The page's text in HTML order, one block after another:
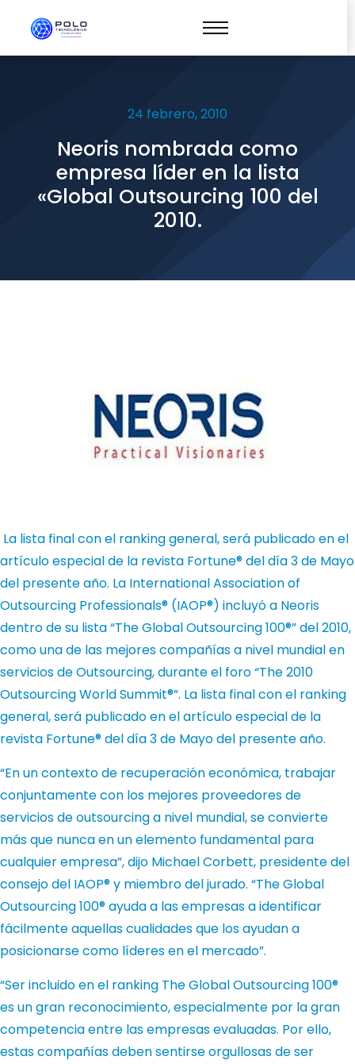
24 febrero, 2010
Neoris nombrada como
empresa líder en la lista
«Global Outsourcing 100 del
2010.
La lista final con el ranking general, será publicado en el
artículo especial de la revista Fortune® del día 3 de Mayo
del presente año. La International Association of
Outsourcing Professionals® (IAOP®) incluyó a Neoris
dentro de su lista “The Global Outsourcing 100®” del 2010,
como una de las mejores compañías a nivel mundial en
servicios de Outsourcing, durante el foro “The 2010
Outsourcing World Summit®”. La lista final con el ranking
general, será publicado en el artículo especial de la
revista Fortune® del día 3 de Mayo del presente año.
“En un contexto de recuperación económica, trabajar
conjuntamente con los mejores proveedores de
servicios de outsourcing a nivel mundial, se convierte
más que nunca en un elemento fundamental para
cualquier empresa”, dijo Michael Corbett, presidente del
consejo del IAOP® y miembro del jurado. “The Global
Outsourcing 100® ayuda a las empresas a identificar
fácilmente aquellas cualidades que los ayudan a
posicionarse como líderes en el mercado”.
“Ser incluido en el ranking The Global Outsourcing 100®
es un gran reconocimiento, especialmente por la gran
competencia entre las empresas evaluadas. Por ello,
estas compañías deben sentirse orgullosas de ser